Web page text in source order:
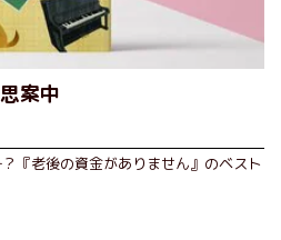
案中
『老後の資金がありません』のベスト